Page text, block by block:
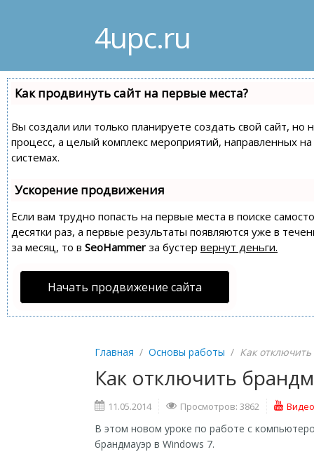
4upc.ru
Как продвинуть сайт на первые места?
Вы создали или только планируете создать свой сайт,
процесс, а целый комплекс мероприятий, направленных
системах.
Ускорение продвижения
Если вам трудно попасть на первые места в поиске
десятки раз, а первые результаты появляются уже в
за месяц, то в SeoHammer за бустер вернут деньги.
Начать продвижение сайта
Главная / Основы работы / Как
Как отключить
11.05.2014 Просмотров: 3862
В этом новом уроке по работе с
брандмауэр в Windows 7.